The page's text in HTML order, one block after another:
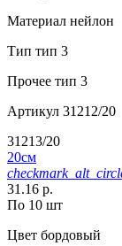
Материал нейлон
Тип тип 3
Прочее тип 3
Артикул 31212/20
31213/20
20см
31.16 р.
По 10 шт
Цвет бордовый